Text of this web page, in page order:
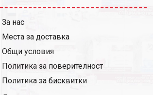
За нас
Места за доставка
Общи условия
Политика за поверителност
Политика за бисквитки